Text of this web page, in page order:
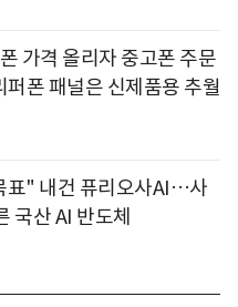
가격 올리자 중고폰 주문
폰 패널은 신제품용 추월
표" 내건 퓨리오사AI…사
국산 AI 반도체